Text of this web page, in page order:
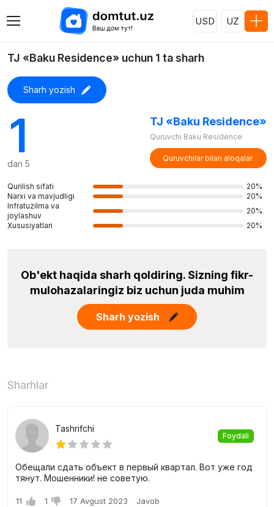
USD UZ
TJ «Baku Residence» uchun 1 ta sharh
Sharh yozish
1
dan 5
Qurilish sifati
20%
Narxi va mavjudligi
20%
Infratuzilma va
joylashuv
20%
Xususiyatlari
20%
TJ «Baku Residence»
Quruvchi Baku Residence
Quruvchilar bilan aloqalar
Ob'ekt haqida sharh qoldiring. Sizning fikr-
mulohazalaringiz biz uchun juda muhim
Sharh yozish
Sharhlar
Tashrifchi
Foydali
Обещали сдать объект в первый квартал. Вот уже год
тянут. Мошенники! не советую.
11 1 17 Avgust 2023 Javob